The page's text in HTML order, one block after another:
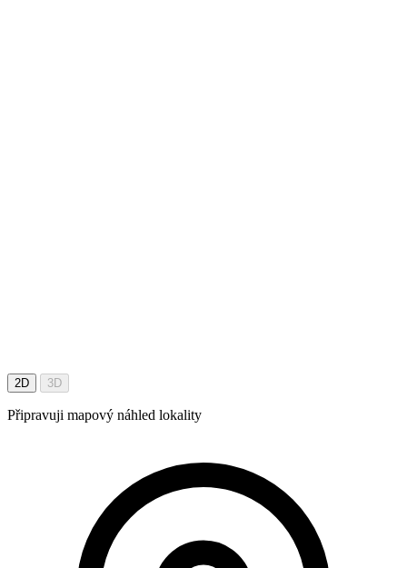
2D 3D
Připravuji mapový náhled lokality